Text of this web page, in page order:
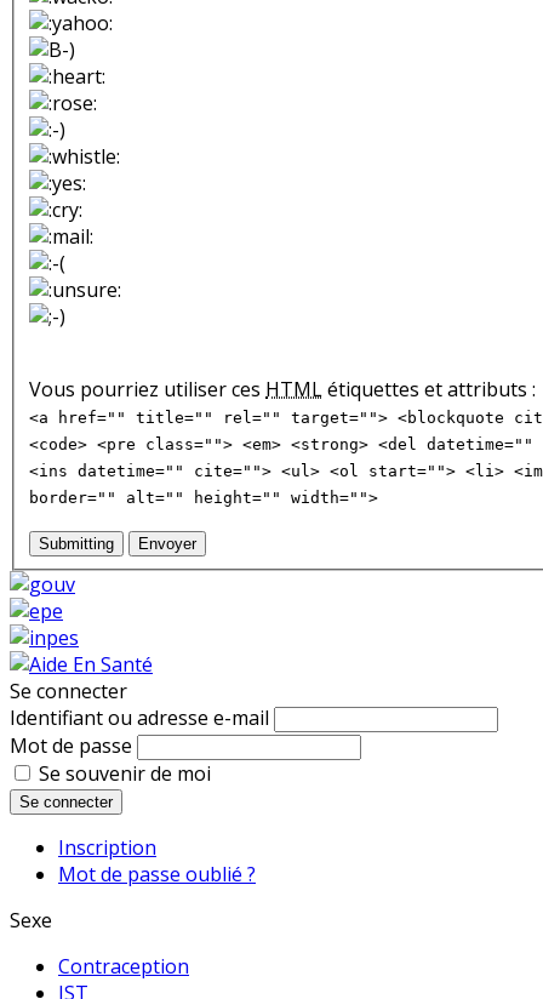
Vous pourriez utiliser ces HTMLétiquettes et attributs :
<a href="" title="" rel="" target=""> <blockquote
<code> <pre class=""> <em> <strong> <del
<ins datetime="" cite=""> <ul> <ol start=""> <li>
border="" alt="" height="" width="">
Submitting Envoyer
Se connecter
Identifiant ou adresse e-mail
Mot de passe
Se souvenir de moi
Se connecter
Inscription
Mot de passe oublié ?
Sexe
Contraception
IST